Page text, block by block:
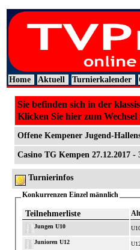
Home Aktuell Turnierkalender
Sie befinden sich in der
Klicken Sie hier zum
Offene Kempener Jugend-
Casino TG Kempen 27.12.2017 -
Turnierinfos
Konkurrenzen Einzel männlich
Teilnehmerliste
Jungen U10
Junioren U12